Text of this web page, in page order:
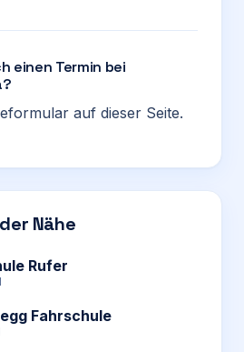
einen Termin bei
auf dieser Seite.
Nähe
Rufer
Fahrschule